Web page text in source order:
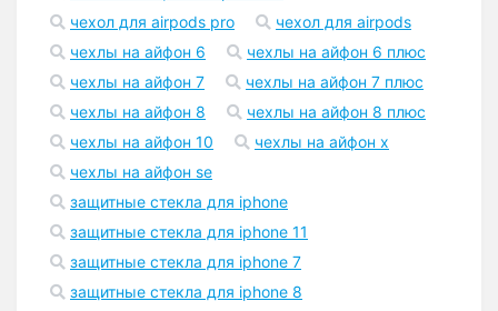
чехол для airpods pro
чехол для airpods
чехлы на айфон 6
чехлы на айфон 6 плюс
чехлы на айфон 7
чехлы на айфон 7 плюс
чехлы на айфон 8
чехлы на айфон 8 плюс
чехлы на айфон 10
чехлы на айфон x
чехлы на айфон se
защитные стекла для iphone
защитные стекла для iphone 11
защитные стекла для iphone 7
защитные стекла для iphone 8